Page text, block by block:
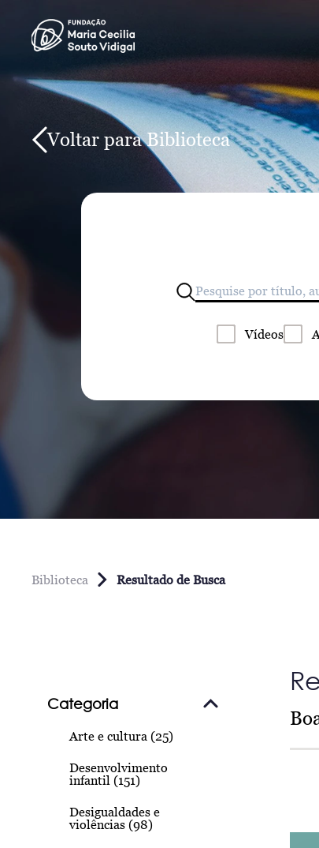
Voltar para Biblioteca
Vídeos
Biblioteca Resultado de Busca
Categoria
Arte e cultura (25)
Desenvolvimento
infantil (151)
Desigualdades e
violências (98)